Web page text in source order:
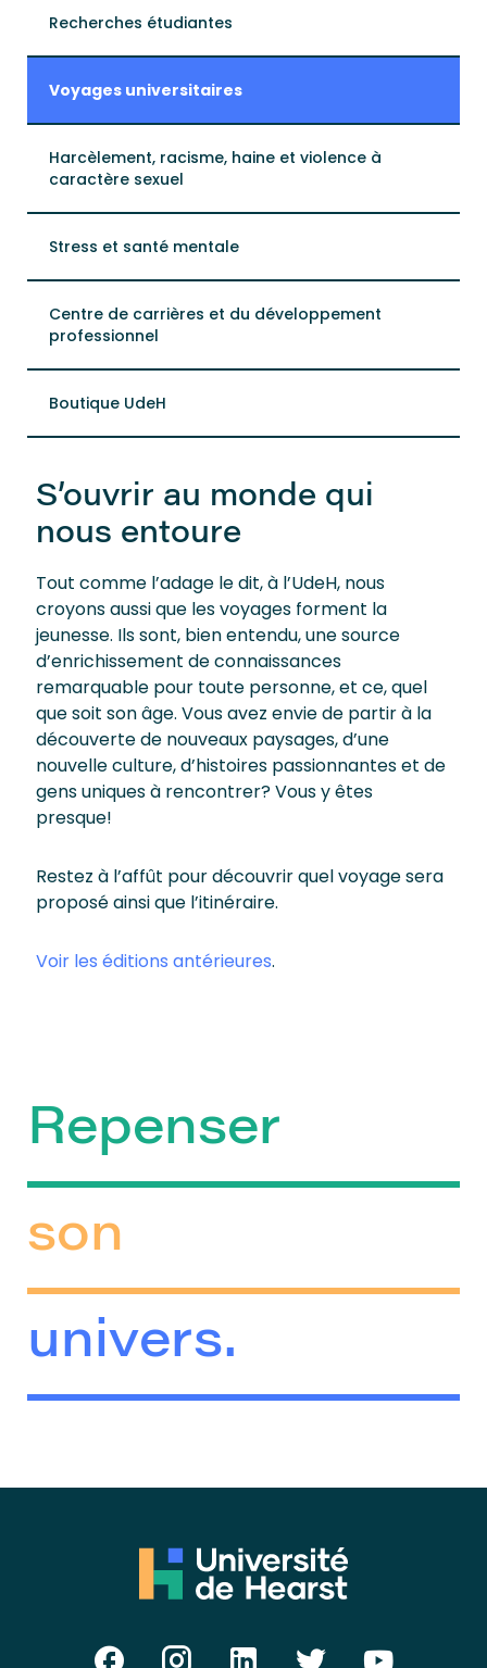
Recherches étudiantes
Voyages universitaires
Harcèlement, racisme, haine et violence à
caractère sexuel
Stress et santé mentale
Centre de carrières et du développement
professionnel
Boutique UdeH
S’ouvrir au monde qui
nous entoure
Tout comme l’adage le dit, à l’UdeH, nous
croyons aussi que les voyages forment la
jeunesse. Ils sont, bien entendu, une source
d’enrichissement de connaissances
remarquable pour toute personne, et ce, quel
que soit son âge. Vous avez envie de partir à la
découverte de nouveaux paysages, d’une
nouvelle culture, d’histoires passionnantes et de
gens uniques à rencontrer? Vous y êtes
presque!
Restez à l’affût pour découvrir quel voyage sera
proposé ainsi que l’itinéraire.
Voir les éditions antérieures.
Repenser
son
univers.